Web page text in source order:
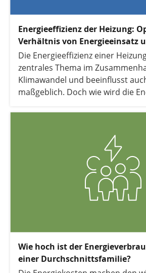
Energieeffizienz der Heizung:
Verhältnis von Energieeinsatz
Die Energieeffizienz einer
zentrales Thema im
Klimawandel und beeinflusst
maßgeblich. Doch wie wird die
Wie hoch ist der
einer Durchschnittsfamilie?